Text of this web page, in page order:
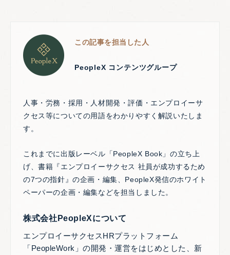
この記事を担当した人
PeopleX コンテンツグループ
人事・労務・採用・人材開発・評価・エンプロイーサ
クセス等についての用語をわかりやすく解説いたしま
す。
これまでに出版レーベル「PeopleX Book」の立ち上
げ、書籍『エンプロイーサクセス 社員が成功するため
の7つの指針』の企画・編集、PeopleX発信のホワイト
ペーパーの企画・編集などを担当しました。
株式会社PeopleXについて
エンプロイーサクセスHRプラットフォーム
「PeopleWork」の開発・運営をはじめとした、新